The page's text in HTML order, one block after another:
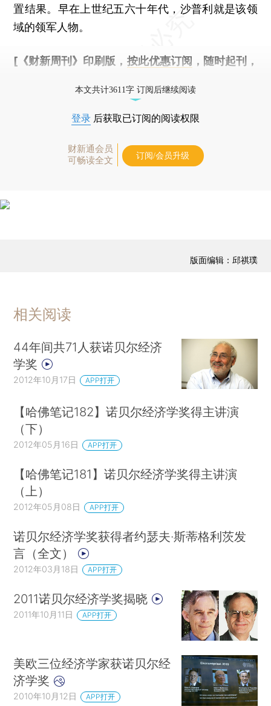
置结果。早在上世纪五六十年代，沙普利就是该领
域的领军人物。
[《财新周刊》印刷版， 按此优惠订阅 ，随时起刊，
本文共计3611字 订阅后继续阅读
登录 后获取已订阅的阅读权限
财新通会员
可畅读全文
订阅/会员升级
版面编辑：邱祺璞
相关阅读
44年间共71人获诺贝尔经济
学奖
2012年10月17日 APP打开
【哈佛笔记182】诺贝尔经济学奖得主讲演
（下）
2012年05月16日 APP打开
【哈佛笔记181】诺贝尔经济学奖得主讲演
（上）
2012年05月08日 APP打开
诺贝尔经济学奖获得者约瑟夫·斯蒂格利茨发
言（全文）
2012年03月18日 APP打开
2011诺贝尔经济学奖揭晓
2011年10月11日 APP打开
美欧三位经济学家获诺贝尔经
济学奖
2010年10月12日 APP打开